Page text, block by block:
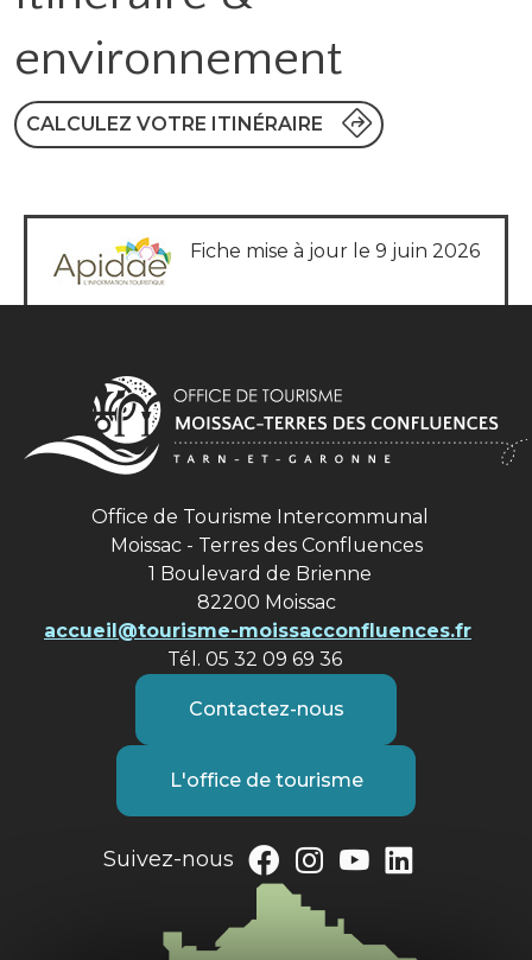
environnement
CALCULEZ VOTRE ITINÉRAIRE
Fiche mise à jour le 9 juin 2026
Office de Tourisme Intercommunal
Moissac - Terres des Confluences
1 Boulevard de Brienne
82200 Moissac
accueil@tourisme-moissacconfluences.fr
Tél. 05 32 09 69 36
Contactez-nous
L'office de tourisme
Suivez-nous